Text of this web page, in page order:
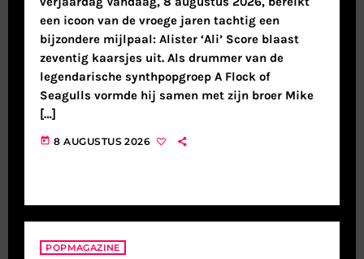
een icoon van de vroege jaren tachtig een
bijzondere mijlpaal: Alister ‘Ali’ Score blaast
zeventig kaarsjes uit. Als drummer van de
legendarische synthpopgroep A Flock of
Seagulls vormde hij samen met zijn broer Mike
[…]
today 8 AUGUSTUS 2026
POPMAGAZINE